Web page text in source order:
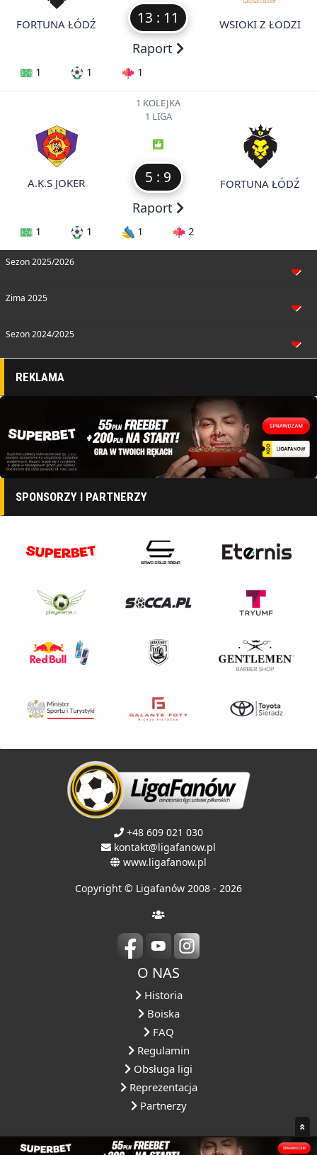
FORTUNA ŁÓDŹ 13 : 11
Raport
WSIOKI Z ŁODZI
1 1 1
A.K.S JOKER
1 KOLEJKA
1 LIGA
5 : 9
Raport
FORTUNA ŁÓDŹ
1 1 1 2
Sezon 2025/2026
Zima 2025
Sezon 2024/2025
REKLAMA
SPONSORZY I PARTNERZY
+48 609 021 030
kontakt@ligafanow.pl
www.ligafanow.pl
Copyright © Ligafanów 2008 - 2026
O NAS
Historia
Boiska
FAQ
Regulamin
Obsługa ligi
Reprezentacja
Partnerzy
NASZA OFERTA NASZE ROZGRYWKI DLACZEGO MY?